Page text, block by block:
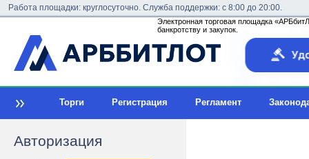
Работа площадки: круглосуточно. Служба поддержки: с 8:00 до 20:00.
Электронная торговая площадка
банкротству и закупок.
Торги Регистрация Регламент
Авторизация